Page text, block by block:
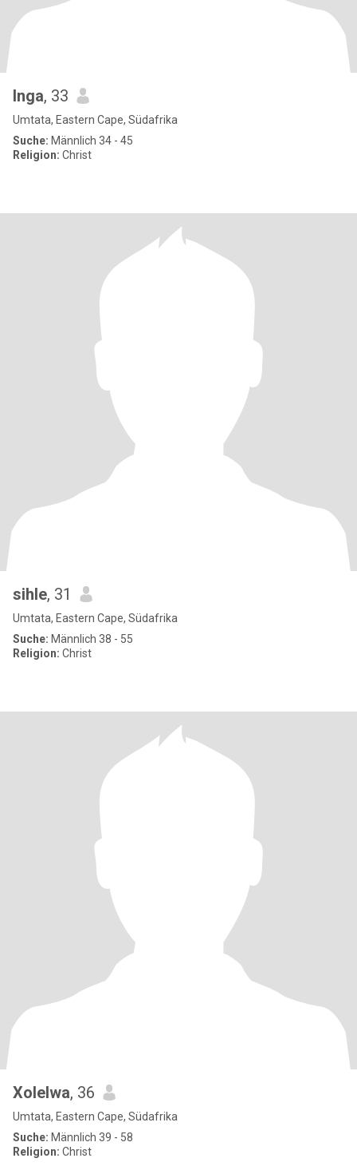
Inga, 33
Umtata, Eastern Cape, Südafrika
Suche: Männlich 34 - 45
Religion: Christ
sihle, 31
Umtata, Eastern Cape, Südafrika
Suche: Männlich 38 - 55
Religion: Christ
Xolelwa, 36
Umtata, Eastern Cape, Südafrika
Suche: Männlich 39 - 58
Religion: Christ